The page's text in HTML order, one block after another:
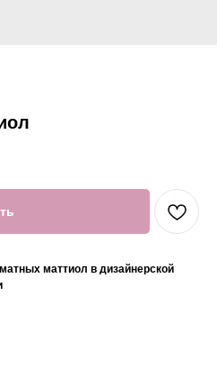
маттиол в дизайнерской